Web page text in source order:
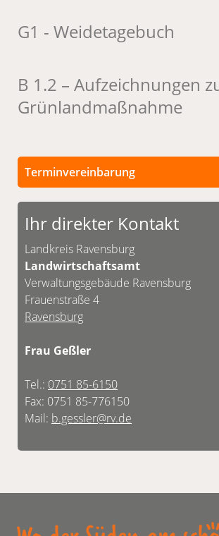
G1 - Weidetagebuch
B 1.2 – Aufzeichnungen
Grünlandmaßnahme
Terminvereinbarung
Persönliche Termine nur nach
Terminvereinbarung. Die
mögliche Terminvereinbarung finden
untenstehend in der Kontaktbox.
Ihr direkter Kontakt
Landkreis Ravensburg
Landwirtschaftsamt
Verwaltungsgebäude Ravensburg
Frauenstraße 4
Ravensburg
Frau Geßler
Tel.: 0751 85-6150
Fax: 0751 85-776150
Mail: b.gessler@rv.de